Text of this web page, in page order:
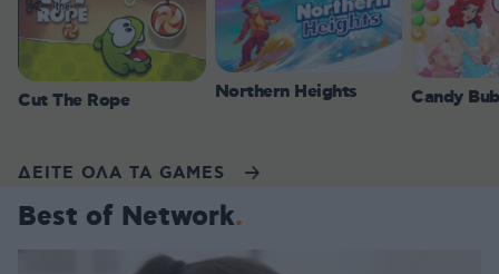
Cut The Rope Northern Heights Candy
ΔΕΙΤΕ ΟΛΑ ΤΑ GAMES
Best of Network